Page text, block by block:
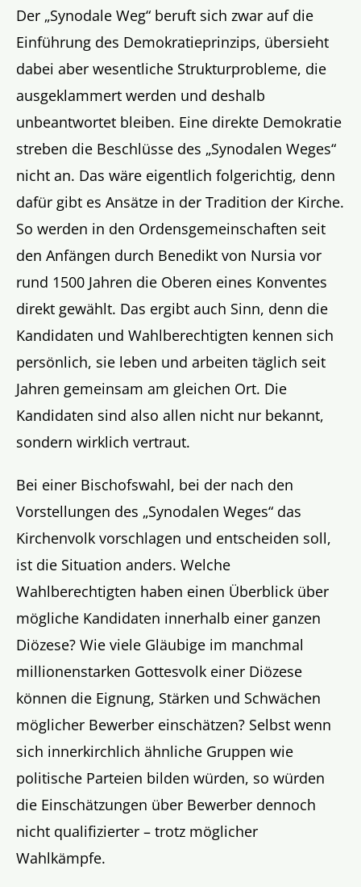
Der „Synodale Weg“ beruft sich zwar auf die
Einführung des Demokratieprinzips, übersieht
dabei aber wesentliche Strukturprobleme, die
ausgeklammert werden und deshalb
unbeantwortet bleiben. Eine direkte Demokratie
streben die Beschlüsse des „Synodalen Weges“
nicht an. Das wäre eigentlich folgerichtig, denn
dafür gibt es Ansätze in der Tradition der Kirche.
So werden in den Ordensgemeinschaften seit
den Anfängen durch Benedikt von Nursia vor
rund 1500 Jahren die Oberen eines Konventes
direkt gewählt. Das ergibt auch Sinn, denn die
Kandidaten und Wahlberechtigten kennen sich
persönlich, sie leben und arbeiten täglich seit
Jahren gemeinsam am gleichen Ort. Die
Kandidaten sind also allen nicht nur bekannt,
sondern wirklich vertraut.
Bei einer Bischofswahl, bei der nach den
Vorstellungen des „Synodalen Weges“ das
Kirchenvolk vorschlagen und entscheiden soll,
ist die Situation anders. Welche
Wahlberechtigten haben einen Überblick über
mögliche Kandidaten innerhalb einer ganzen
Diözese? Wie viele Gläubige im manchmal
millionenstarken Gottesvolk einer Diözese
können die Eignung, Stärken und Schwächen
möglicher Bewerber einschätzen? Selbst wenn
sich innerkirchlich ähnliche Gruppen wie
politische Parteien bilden würden, so würden
die Einschätzungen über Bewerber dennoch
nicht qualifizierter – trotz möglicher
Wahlkämpfe.